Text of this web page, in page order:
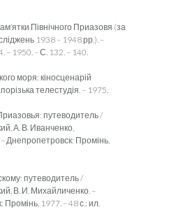
Північного Приазовя (за
1938 – 1948 рр.). –
– 1950. – С. 132. – 140.
моря: кіносценарій
телестудія. – 1975.
путеводитель /
А. В. Иван­ченко,
Днепропетровск: Промінь,
путеводитель /
В. И. Михайли­чен­ко. –
: Промінь, 1977. – 48 с.: ил.